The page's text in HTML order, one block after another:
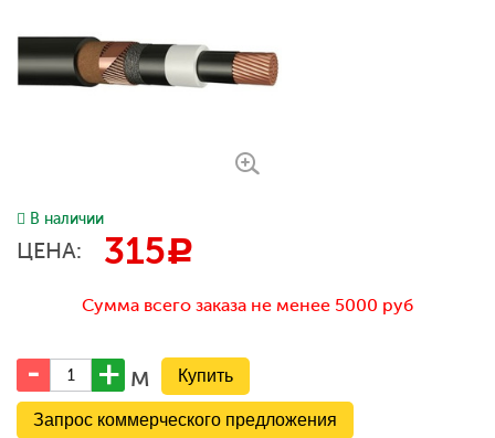
В наличии
ЦЕНА: 315c
Сумма всего заказа не менее 5000 руб
м
Запрос коммерческого предложения